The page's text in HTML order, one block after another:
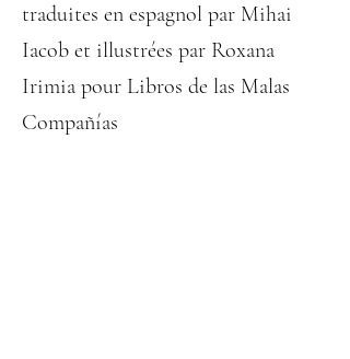
traduites en espagnol par Mihai
Iacob et illustrées par Roxana
Irimia pour Libros de las Malas
Compañías